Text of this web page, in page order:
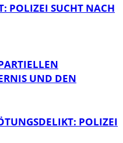
POLIZEI SUCHT NACH
UND DEN
POLIZEI